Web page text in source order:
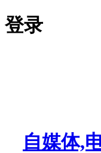
登录
自媒体,